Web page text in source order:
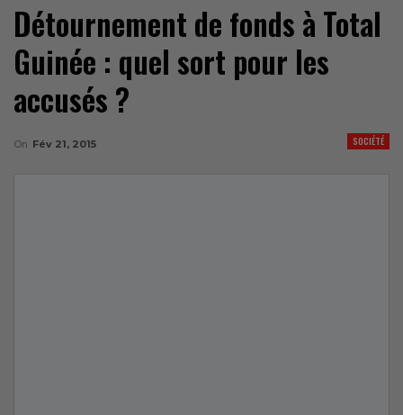
Détournement de fonds à Total
Guinée : quel sort pour les
accusés ?
SOCIÉTÉ
On Fév 21, 2015